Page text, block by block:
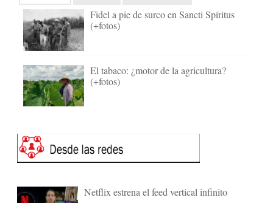
Fidel a pie de surco en Sancti Spíritus
(+fotos)
El tabaco: ¿motor de la agricultura?
(+fotos)
Netflix estrena el feed vertical infinito